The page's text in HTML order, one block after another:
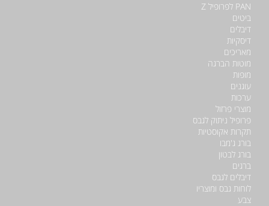
PAN לפרופיל Z
ביטים
דיבלים
דיסקיות
מאריכים
מוטות הברגה
מופות
עוגנים
ערכות
מוצרי פרזול
פרופיל ניתוק לגבס
תקרות אקוסטיות
בורג ג'מבו
בורג לבטון
ברגים
דיבלים לגבס
לוחות גבס ומוצריו
צבע